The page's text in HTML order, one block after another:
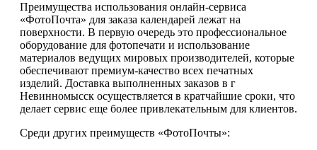
Преимущества использования онлайн-сервиса
«ФотоПочта» для заказа календарей лежат на
поверхности. В первую очередь это профессиональное
оборудование для фотопечати и использование
материалов ведущих мировых производителей, которые
обеспечивают премиум-качество всех печатных
изделий. Доставка выполненных заказов в г
Невинномысск осуществляется в кратчайшие сроки, что
делает сервис еще более привлекательным для клиентов.
Среди других преимуществ «ФотоПочты»: